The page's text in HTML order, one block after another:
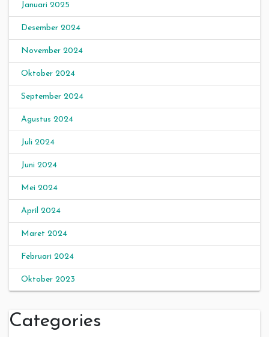
Januari 2025
Desember 2024
November 2024
Oktober 2024
September 2024
Agustus 2024
Juli 2024
Juni 2024
Mei 2024
April 2024
Maret 2024
Februari 2024
Oktober 2023
Categories